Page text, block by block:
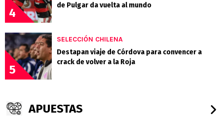
4
de Pulgar da vuelta al mundo
5
SELECCIÓN CHILENA
Destapan viaje de Córdova para convencer a
crack de volver a la Roja
APUESTAS